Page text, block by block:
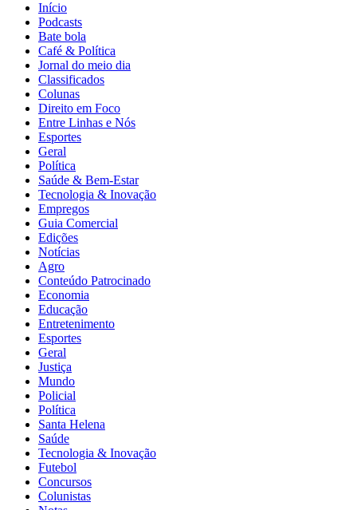
Início
Podcasts
Bate bola
Café & Política
Jornal do meio dia
Classificados
Colunas
Direito em Foco
Entre Linhas e Nós
Esportes
Geral
Política
Saúde & Bem-Estar
Tecnologia & Inovação
Empregos
Guia Comercial
Edições
Notícias
Agro
Conteúdo Patrocinado
Economia
Educação
Entretenimento
Esportes
Geral
Justiça
Mundo
Policial
Política
Santa Helena
Saúde
Tecnologia & Inovação
Futebol
Concursos
Colunistas